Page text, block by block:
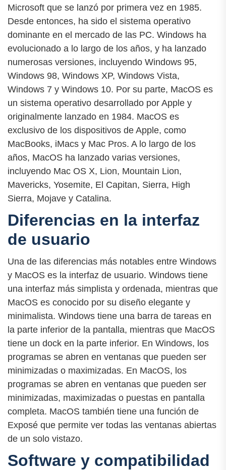
Microsoft que se lanzó por primera vez en 1985.
Desde entonces, ha sido el sistema operativo
dominante en el mercado de las PC. Windows ha
evolucionado a lo largo de los años, y ha lanzado
numerosas versiones, incluyendo Windows 95,
Windows 98, Windows XP, Windows Vista,
Windows 7 y Windows 10. Por su parte, MacOS es
un sistema operativo desarrollado por Apple y
originalmente lanzado en 1984. MacOS es
exclusivo de los dispositivos de Apple, como
MacBooks, iMacs y Mac Pros. A lo largo de los
años, MacOS ha lanzado varias versiones,
incluyendo Mac OS X, Lion, Mountain Lion,
Mavericks, Yosemite, El Capitan, Sierra, High
Sierra, Mojave y Catalina.
Diferencias en la interfaz
de usuario
Una de las diferencias más notables entre Windows
y MacOS es la interfaz de usuario. Windows tiene
una interfaz más simplista y ordenada, mientras que
MacOS es conocido por su diseño elegante y
minimalista. Windows tiene una barra de tareas en
la parte inferior de la pantalla, mientras que MacOS
tiene un dock en la parte inferior. En Windows, los
programas se abren en ventanas que pueden ser
minimizadas o maximizadas. En MacOS, los
programas se abren en ventanas que pueden ser
minimizadas, maximizadas o puestas en pantalla
completa. MacOS también tiene una función de
Exposé que permite ver todas las ventanas abiertas
de un solo vistazo.
Software y compatibilidad